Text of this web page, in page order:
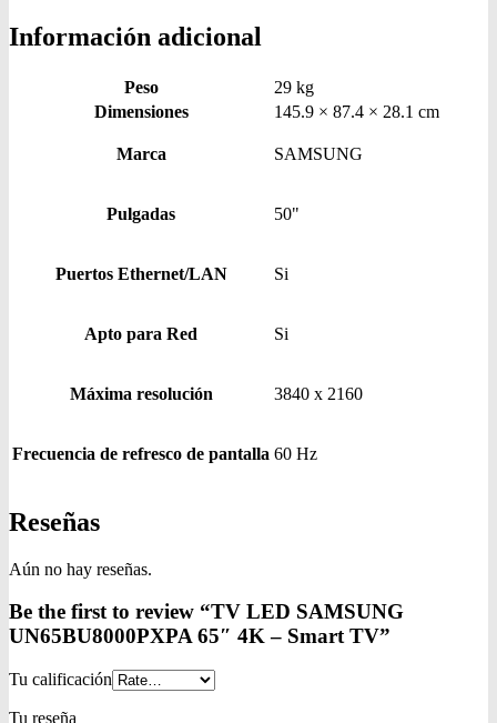
Información adicional
Peso
29 kg
Dimensiones
145.9 × 87.4 × 28.1 cm
Marca SAMSUNG
Pulgadas 50"
Puertos Ethernet/LAN Si
Apto para Red Si
Máxima resolución 3840 x 2160
Frecuencia de refresco de pantalla 60 Hz
Reseñas
Aún no hay reseñas.
Be the first to review “TV LED SAMSUNG
UN65BU8000PXPA 65″ 4K – Smart TV”
Tu calificación
Tu reseña